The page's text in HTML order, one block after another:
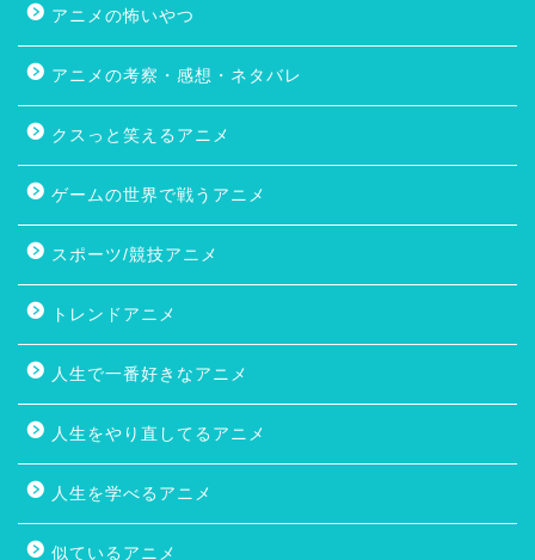
アニメの怖いやつ
アニメの考察・感想・ネタバレ
クスっと笑えるアニメ
ゲームの世界で戦うアニメ
スポーツ/競技アニメ
トレンドアニメ
人生で一番好きなアニメ
人生をやり直してるアニメ
人生を学べるアニメ
似ているアニメ